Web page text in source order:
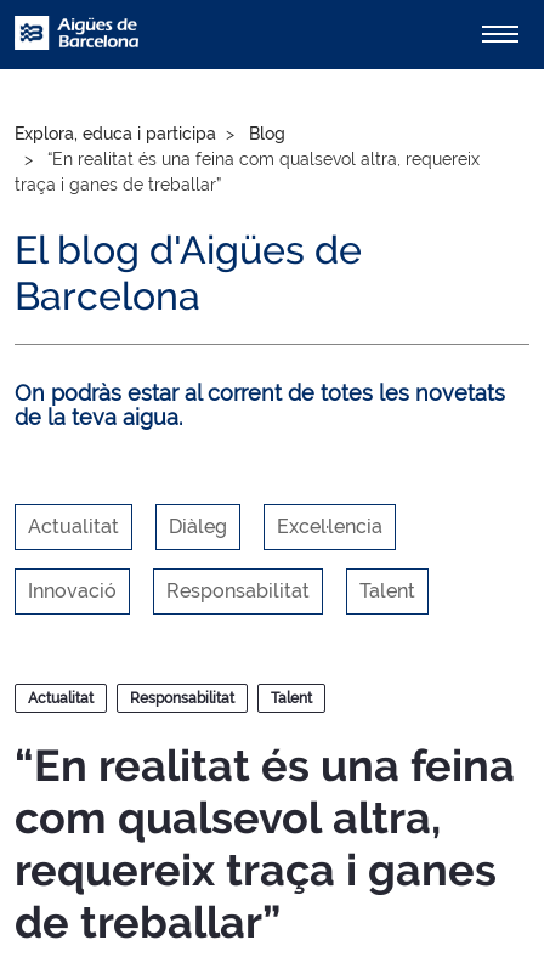
Explora, educa i participa
Blog
“En realitat és una feina com qualsevol altra, requereix
traça i ganes de treballar”
El blog d'Aigües de
Barcelona
On podràs estar al corrent de totes les novetats
de la teva aigua.
Actualitat Diàleg Excel·lencia
Innovació Responsabilitat Talent
Blocs
Actualitat Responsabilitat Talent
“En realitat és una feina
com qualsevol altra,
requereix traça i ganes
de treballar”